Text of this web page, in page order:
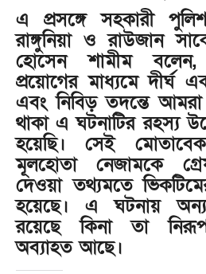
এ প্রসঙ্গে সহকারী
রাঙ্গুনিয়া ও রাউজান
হোসেন শামীম বলেন,
প্রয়োগের মাধ্যমে দীর্ঘ
এবং নিবিড় তদন্তে
থাকা এ ঘটনাটির রহস্য
হয়েছি। সেই
মূলহোতা নেজামকে
দেওয়া তথ্যমতে
হয়েছে। এ ঘটনায় অন্য
রয়েছে কিনা তা
অব্যাহত আছে।